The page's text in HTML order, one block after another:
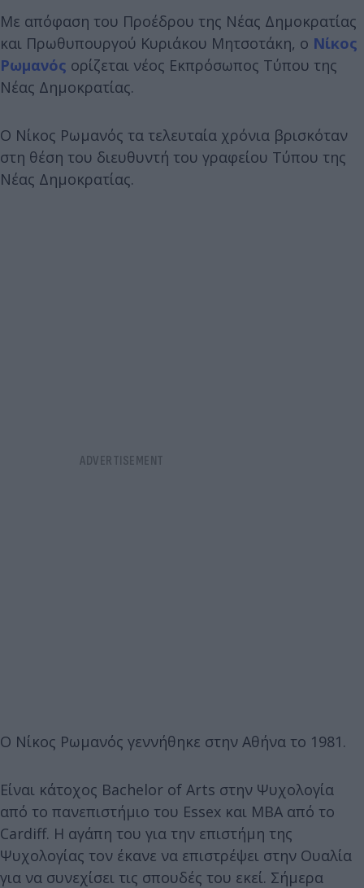
Με απόφαση του Προέδρου της Νέας Δημοκρατίας
και Πρωθυπουργού Κυριάκου Μητσοτάκη, ο Νίκος
Ρωμανός ορίζεται νέος Εκπρόσωπος Τύπου της
Νέας Δημοκρατίας.
Ο Νίκος Ρωμανός τα τελευταία χρόνια βρισκόταν
στη θέση του διευθυντή του γραφείου Τύπου της
Νέας Δημοκρατίας.
Ο Νίκος Ρωμανός γεννήθηκε στην Αθήνα το 1981.
Είναι κάτοχος Bachelor of Arts στην Ψυχολογία
από το πανεπιστήμιο του Essex και MBA από το
Cardiff. Η αγάπη του για την επιστήμη της
Ψυχολογίας τον έκανε να επιστρέψει στην Ουαλία
για να συνεχίσει τις σπουδές του εκεί. Σήμερα